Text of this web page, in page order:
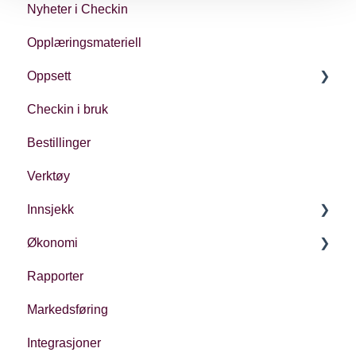
Nyheter i Checkin
Opplæringsmateriell
Oppsett
Kontoinnstillinger
Oppsett av arrangement
Checkin i bruk
Bestillinger
Verktøy
Innsjekk
Generelt
Ulike typer innsjekk
Økonomi
Økonomi i Checkin
Oppfølging
Regnskap
Rapporter
Markedsføring
Integrasjoner